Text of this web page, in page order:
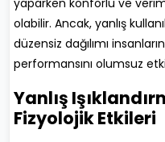
olabilir. Ancak, yanlış
düzensiz dağılımı
performansını olumsuz
Yanlış
Fizyolojik Etkileri